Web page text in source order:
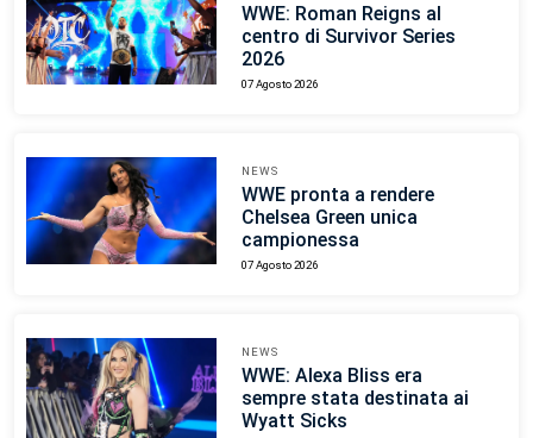
WWE: Roman Reigns al
centro di Survivor Series
2026
07 Agosto 2026
NEWS
WWE pronta a rendere
Chelsea Green unica
campionessa
07 Agosto 2026
NEWS
WWE: Alexa Bliss era
sempre stata destinata ai
Wyatt Sicks